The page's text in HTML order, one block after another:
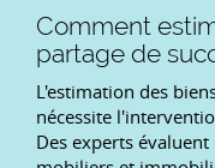
Comment
partage de
L'estimation des
nécessite
Des experts